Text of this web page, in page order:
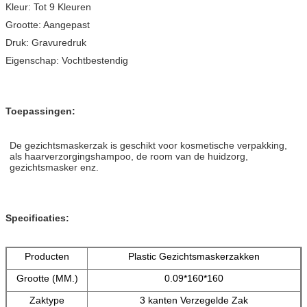
Kleur: Tot 9 Kleuren
Grootte: Aangepast
Druk: Gravuredruk
Eigenschap: Vochtbestendig
Toepassingen:
De gezichtsmaskerzak is geschikt voor kosmetische verpakking,
als haarverzorgingshampoo, de room van de huidzorg,
gezichtsmasker enz.
Specificaties:
Producten
Plastic Gezichtsmaskerzakken
Grootte (MM.)
0.09*160*160
Zaktype
3 kanten Verzegelde Zak